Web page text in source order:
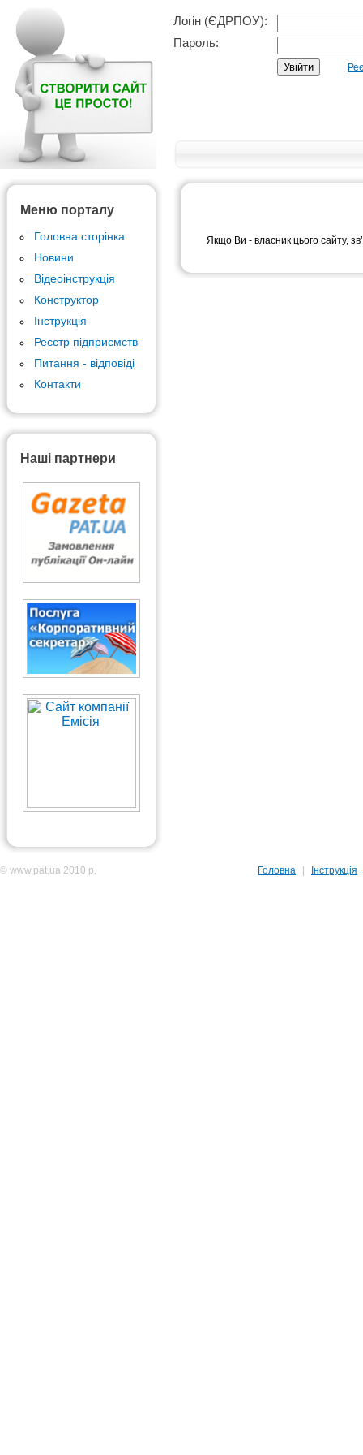
Логін (ЄДРПОУ):
Пароль:
Меню порталу
Головна сторінка
Новини
Відеоінструкція
Конструктор
Інструкція
Реєстр підприємств
Питання - відповіді
Контакти
Наші партнери
Якщо Ви - власник цього сайту,
© www.pat.ua 2010 р. Головна Інструкція